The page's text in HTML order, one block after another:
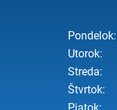
Pondelok:
Utorok:
Streda:
Štvrtok: